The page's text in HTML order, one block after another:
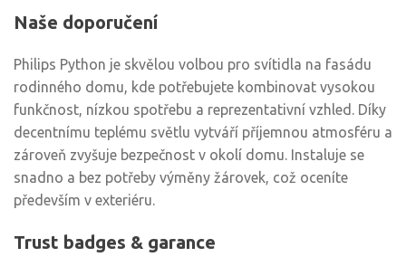
Naše doporučení
Philips Python je skvělou volbou pro svítidla na fasádu
rodinného domu, kde potřebujete kombinovat vysokou
funkčnost, nízkou spotřebu a reprezentativní vzhled. Díky
decentnímu teplému světlu vytváří příjemnou atmosféru a
zároveň zvyšuje bezpečnost v okolí domu. Instaluje se
snadno a bez potřeby výměny žárovek, což oceníte
především v exteriéru.
Trust badges & garance